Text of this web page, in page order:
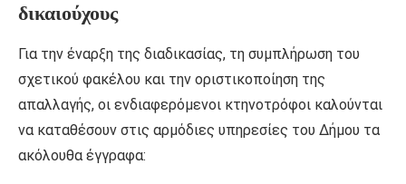
δικαιούχους
Για την έναρξη της διαδικασίας, τη συμπλήρωση του
σχετικού φακέλου και την οριστικοποίηση της
απαλλαγής, οι ενδιαφερόμενοι κτηνοτρόφοι καλούνται
να καταθέσουν στις αρμόδιες υπηρεσίες του Δήμου τα
ακόλουθα έγγραφα: